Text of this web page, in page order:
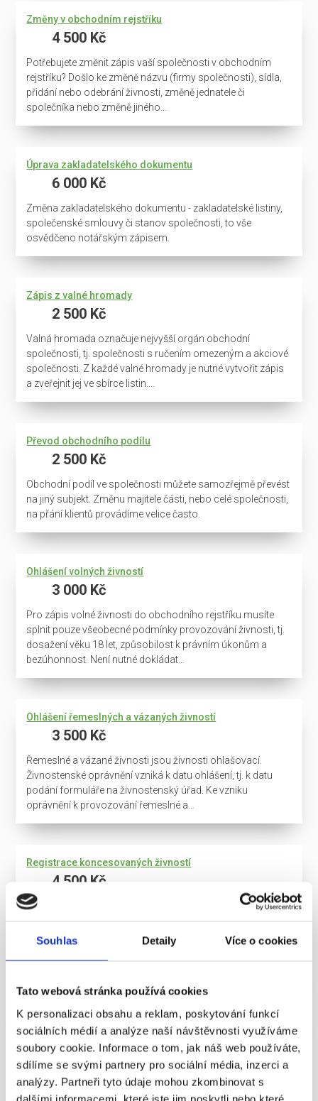
Souhlas Detaily Více o cookies
Tato webová stránka používá cookies
K personalizaci obsahu a reklam, poskytování funkcí
sociálních médií a analýze naší návštěvnosti využíváme
soubory cookie. Informace o tom, jak náš web používáte,
sdílíme se svými partnery pro sociální média, inzerci a
analýzy. Partneři tyto údaje mohou zkombinovat s
dalšími informacemi, které jste jim poskytli nebo které
Změny v obchodním rejstříku
4 500 Kč
Potřebujete změnit zápis vaší společnosti v obchodním
rejstříku? Došlo ke změně názvu (firmy společnosti), sídla,
přidání nebo odebrání živnosti, změně jednatele či
společníka nebo změně jiného…
Úprava zakladatelského dokumentu
6 000 Kč
Změna zakladatelského dokumentu - zakladatelské listiny,
společenské smlouvy či stanov společnosti, to vše
osvědčeno notářským zápisem.
Zápis z valné hromady
2 500 Kč
Valná hromada označuje nejvyšší orgán obchodní
společnosti, tj. společnosti s ručením omezeným a akciové
společnosti. Z každé valné hromady je nutné vytvořit zápis
a zveřejnit jej ve sbírce listin.…
Převod obchodního podílu
2 500 Kč
Obchodní podíl ve společnosti můžete samozřejmě převést
na jiný subjekt. Změnu majitele části, nebo celé společnosti,
na přání klientů provádíme velice často.
Ohlášení volných živností
3 000 Kč
Pro zápis volné živnosti do obchodního rejstříku musíte
splnit pouze všeobecné podmínky provozování živnosti, tj.
dosažení věku 18 let, způsobilost k právním úkonům a
bezúhonnost. Není nutné dokládat…
Ohlášení řemeslných a vázaných živností
3 500 Kč
Řemeslné a vázané živnosti jsou živnosti ohlašovací.
Živnostenské oprávnění vzniká k datu ohlášení, tj. k datu
podání formuláře na živnostenský úřad. Ke vzniku
oprávnění k provozování řemeslné a…
Registrace koncesovaných živností
4 500 Kč
Koncesovanou živnost lze provozovat na základě
oprávnění k provozování koncesované živností však
nestačí pouze splňovat všeobecné podmínky
Podřízení společnosti zákonu o korporacích
6 000 Kč
S platností tzv. nového obchodního zákoníku, tj. zákona o
korporacích, dostaly společnosti možnost se zcela
podřídit tomuto zákonu jako celku (tzv. generální opt-in). V